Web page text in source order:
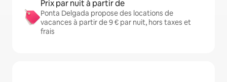
Prix par nuit à partir de
Ponta Delgada propose des locations de
vacances à partir de 9 € par nuit, hors taxes et
frais